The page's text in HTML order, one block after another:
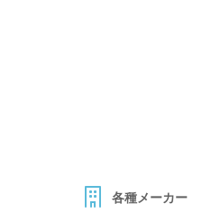
各種メーカー